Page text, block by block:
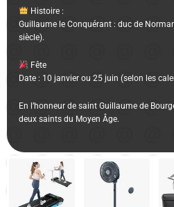
Histoire :
Guillaume le Conquérant : duc de
siècle).
Fête
Date : 10 janvier ou 25 juin (selon les
En l’honneur de saint Guillaume de
deux saints du Moyen Âge.